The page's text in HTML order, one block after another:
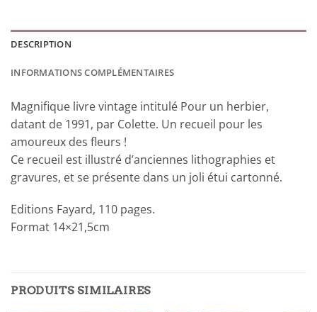
DESCRIPTION
INFORMATIONS COMPLÉMENTAIRES
Magnifique livre vintage intitulé Pour un herbier,
datant de 1991, par Colette. Un recueil pour les
amoureux des fleurs !
Ce recueil est illustré d’anciennes lithographies et
gravures, et se présente dans un joli étui cartonné.
Editions Fayard, 110 pages.
Format 14×21,5cm
PRODUITS SIMILAIRES